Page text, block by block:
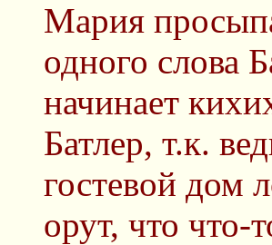
Мария
одного слова
начинает
Батлер, т.к.
гостевой дом
орут, что что-